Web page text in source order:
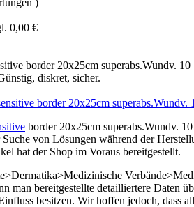
0,00 €
border 20x25cm superabs.Wundv.
diskret, sicher.
border 20x25cm superabs.Wundv.
von Lösungen während der
hat der Shop im Voraus bereitgestellt.
man bereitgestellte detailliertere Daten
besitzen. Wir hoffen jedoch, dass